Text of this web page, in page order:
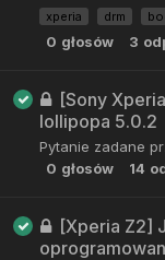
xperia drm
0 głosów 3
[Sony
lollipopa 5.0.2
Pytanie zadane
0 głosów 14
[Xperia Z2]